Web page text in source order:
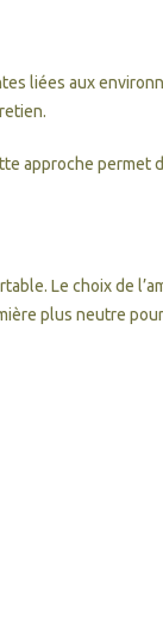
liées aux
approche permet
Le choix de
plus neutre